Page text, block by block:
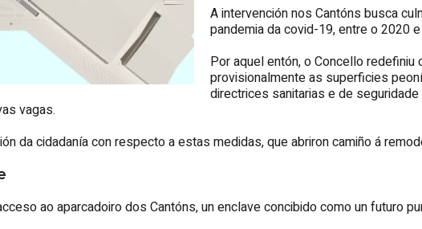
A intervención nos Cantóns busca
pandemia da covid-19, entre o 2020
Por aquel entón, o Concello
provisionalmente as superficies
directrices sanitarias e de
vagas.
da cidadanía con respecto a estas medidas, que abriron camiño á
ao aparcadoiro dos Cantóns, un enclave concibido como un futuro